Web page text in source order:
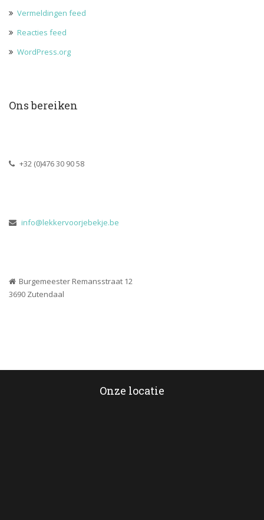
Vermeldingen feed
Reacties feed
WordPress.org
Ons bereiken
+32 (0)476 30 90 58
info@lekkervoorjebekje.be
Burgemeester Remansstraat 12
3690 Zutendaal
Onze locatie